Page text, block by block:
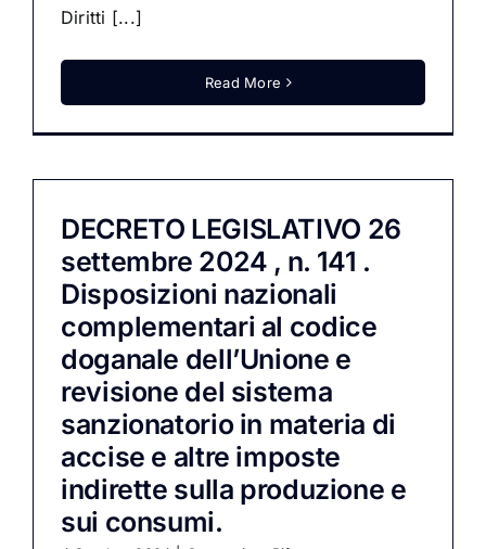
Diritti [...]
Read More
DECRETO LEGISLATIVO 26
settembre 2024 , n. 141 .
Disposizioni nazionali
complementari al codice
doganale dell’Unione e
revisione del sistema
sanzionatorio in materia di
accise e altre imposte
indirette sulla produzione e
sui consumi.